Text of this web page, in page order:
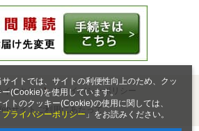
サイトでは、サイトの利便性向上のため、クッ
ー(Cookie)を使用しています。
イトのクッキー(Cookie)の使用に関しては、
プライバシーポリシー 」をお読みください。
インとは
プライバシーポリシー
サイトご利用にあたって